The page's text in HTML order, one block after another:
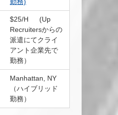
$25/H (Up
Recruitersからの
派遣にてクライ
アント企業先で
勤務）
Manhattan, NY
（ハイブリッド
勤務）